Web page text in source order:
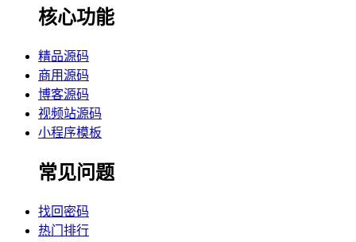
核心功能
精品源码
商用源码
博客源码
视频站源码
小程序模板
常见问题
找回密码
热门排行